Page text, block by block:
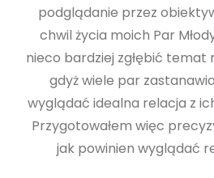
podglądanie przez
chwil życia moich Par
nieco bardziej zgłębić temat
gdyż wiele par
wyglądać idealna relacja z
Przygotowałem więc
jak powinien wyglądać